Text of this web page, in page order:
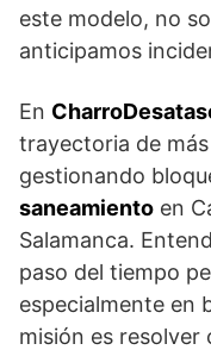
este modelo, no
anticipamos
En
trayectoria de
gestionando
saneamiento en
Salamanca.
paso del tiempo
especialmente en
misión es resolver